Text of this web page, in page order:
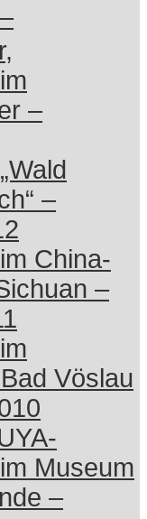
–
–
China-
–
Vöslau
Museum
–